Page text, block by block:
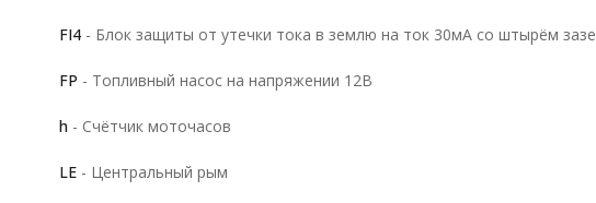
FI4- Блок защиты от утечки тока в землю на ток 30мА со штырём
FP - Топливный насос на напряжении 12В
h- Счётчик моточасов
LE- Центральный рым